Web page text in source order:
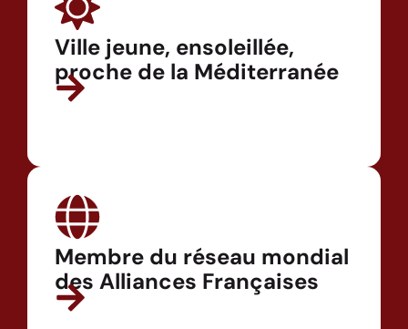
Ville jeune, ensoleillée,
proche de la Méditerranée
Membre du réseau mondial
des Alliances Françaises